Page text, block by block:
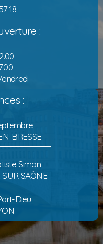
18
:
:
BRESSE
Simon
SAÔNE
Dieu